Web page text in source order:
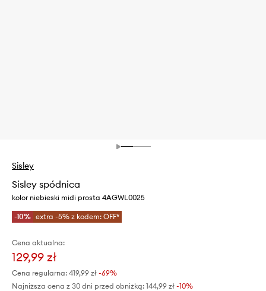
Sisley
Sisley spódnica
kolor niebieski midi prosta 4AGWL0025
-10% extra -5% z kodem: OFF*
Cena aktualna:
129,99 zł
Cena regularna: 419,99 zł -69%
Najniższa cena z 30 dni przed obniżką: 144,99 zł -10%